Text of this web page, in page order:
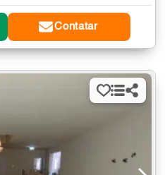
Contatar